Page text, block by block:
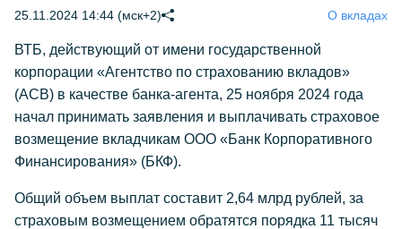
25.11.2024 14:44 (мск+2) О вкладах
ВТБ, действующий от имени государственной
корпорации «Агентство по страхованию вкладов»
(АСВ) в качестве банка-агента, 25 ноября 2024 года
начал принимать заявления и выплачивать страховое
возмещение вкладчикам ООО «Банк Корпоративного
Финансирования» (БКФ).
Общий объем выплат составит 2,64 млрд рублей, за
страховым возмещением обратятся порядка 11 тысяч